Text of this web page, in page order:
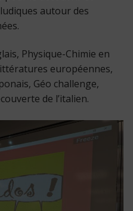
autour des
Physique-Chimie en
européennes,
Géo challenge,
de l’italien.